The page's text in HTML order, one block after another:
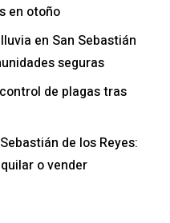
en otoño
en San Sebastián
seguras
de plagas tras
de los Reyes:
o vender